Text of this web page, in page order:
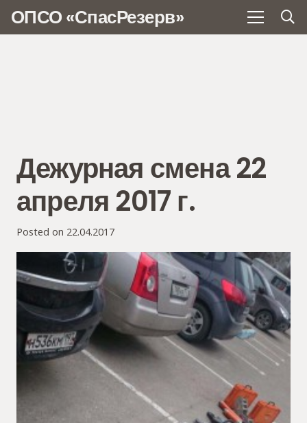
ОПСО «СпасРезерв»
Дежурная смена 22
апреля 2017 г.
Posted on 22.04.2017